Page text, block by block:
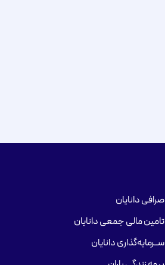
صرافی دانایان
تامین مالی جمعی دانایان
ســرمایه‌گذاری دانایان